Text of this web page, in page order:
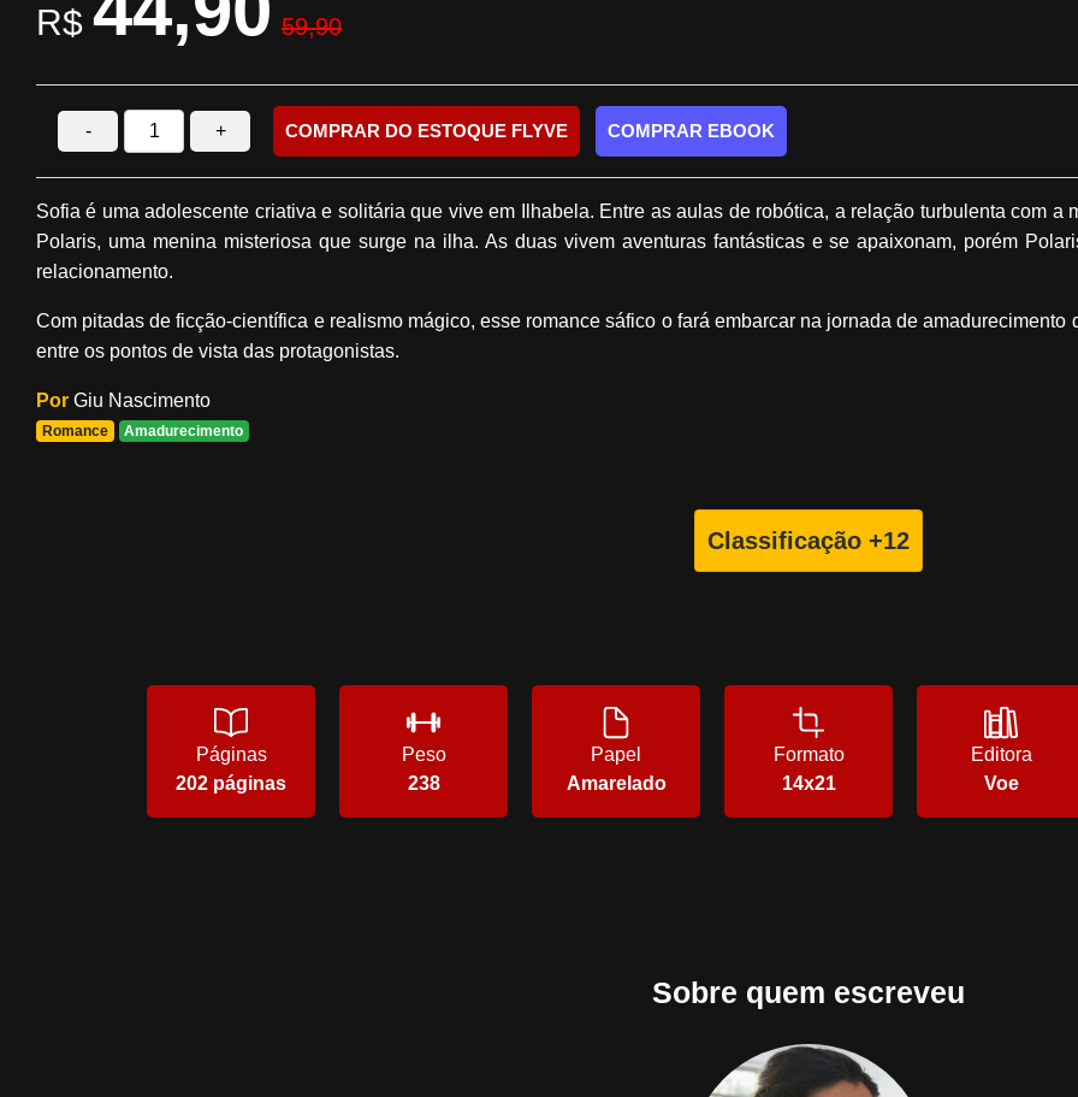
R$ 59,90
- + COMPRAR DO ESTOQUE FLYVE COMPRAR EBOOK
Sofia é uma adolescente criativa e solitária que vive em Ilhabela. Entre as aulas de robótica, a relação turbulenta com a
Polaris, uma menina misteriosa que surge na ilha. As duas vivem aventuras fantásticas e se apaixonam, porém
relacionamento.
Com pitadas de ficção-científica e realismo mágico, esse romance sáfico o fará embarcar na jornada de
entre os pontos de vista das protagonistas.
Por Giu Nascimento
Romance Amadurecimento
Classificação +12
Páginas
202 páginas
Peso
238
Papel
Amarelado
Formato
14x21
Editora
Voe
Sobre quem escreveu